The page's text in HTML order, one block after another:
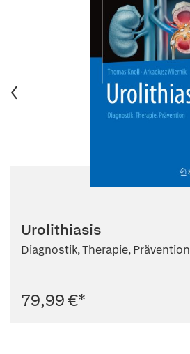
Urolithiasis
Diagnostik, Therapie, Prävention
79,99 €*